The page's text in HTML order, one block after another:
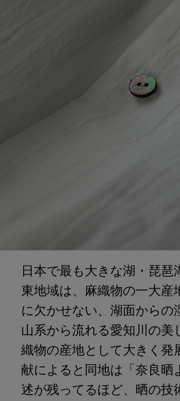
日本で最も大きな湖・琵琶
東地域は、麻織物の一大産
に欠かせない、湖面からの
山系から流れる愛知川の美
織物の産地として大きく発
献によると同地は「奈良晒
述が残ってるほど、晒の技